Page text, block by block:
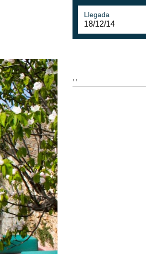
Llegada
, ,
para recopilar información con la
navegando, supone la aceptación de la
tiene la posibilidad de configurar su
sean instaladas en su disco duro,
acción podrá ocasionar dificultades de
análisis del comportamiento de los usuarios
mediante este tipo de cookies se utiliza en la
para la elaboración de perfiles de
mejoras en función del análisis de los datos
Permiten guardar la información de
de nuestros servicios y para ofrecer una
recomendados.